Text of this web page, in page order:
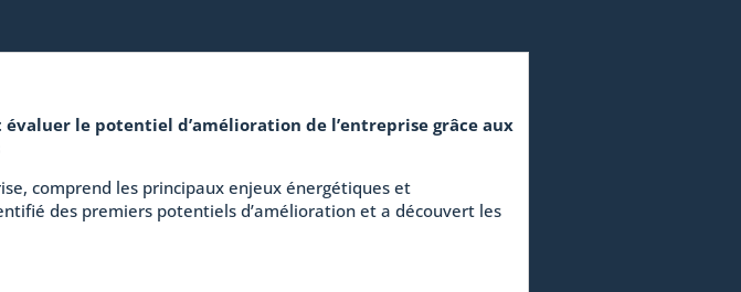
le potentiel d’amélioration de l’entreprise grâce aux
comprend les principaux enjeux énergétiques et
des premiers potentiels d’amélioration et a découvert les